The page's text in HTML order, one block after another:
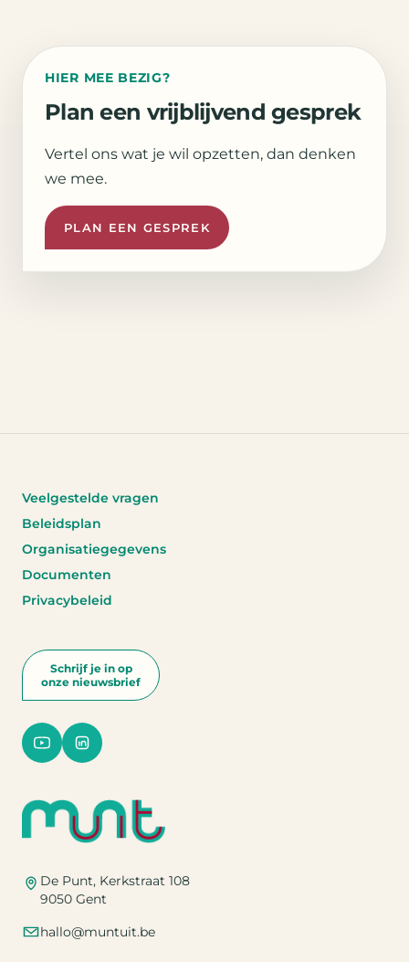
HIER MEE BEZIG?
Plan een vrijblijvend gesprek
Vertel ons wat je wil opzetten, dan denken
we mee.
PLAN EEN GESPREK
De Punt, Kerkstraat 108
9050 Gent
hallo@muntuit.be
Schrijf je in op
onze nieuwsbrief
Veelgestelde vragen
Beleidsplan
Organisatiegegevens
Documenten
Privacybeleid